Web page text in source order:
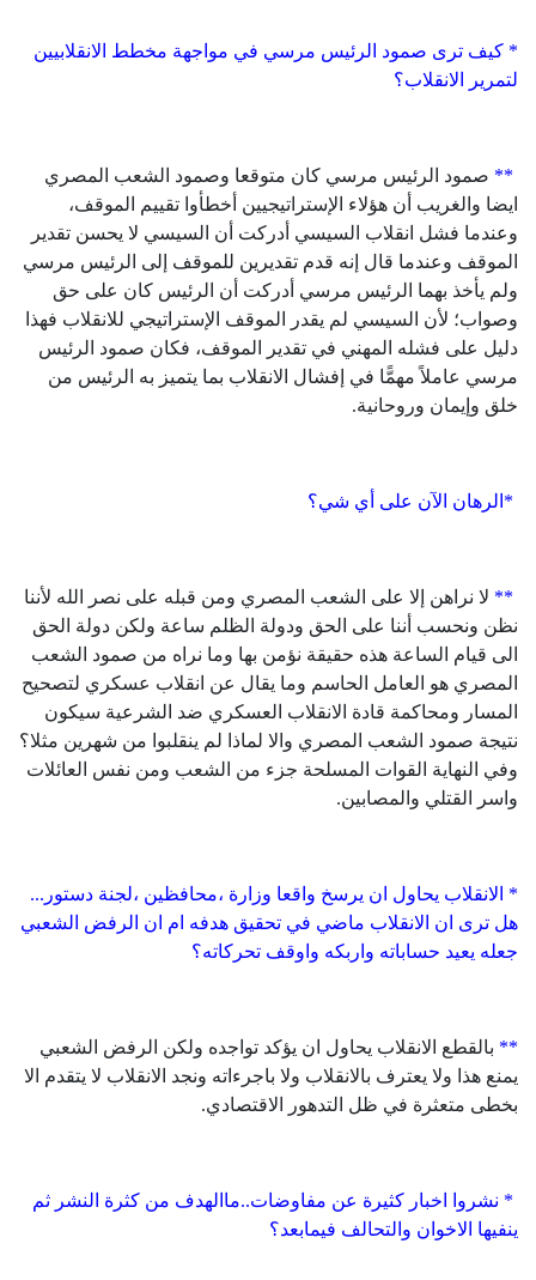
* كيف ترى صمود الرئيس مرسي في مواجهة مخطط الانقلابيين
لتمرير الانقلاب؟
** صمود الرئيس مرسي كان متوقعا وصمود الشعب المصري
ايضا والغريب أن هؤلاء الإستراتيجيين أخطأوا تقييم الموقف،
وعندما فشل انقلاب السيسي أدركت أن السيسي لا يحسن تقدير
الموقف وعندما قال إنه قدم تقديرين للموقف إلى الرئيس مرسي
ولم يأخذ بهما الرئيس مرسي أدركت أن الرئيس كان على حق
وصواب؛ لأن السيسي لم يقدر الموقف الإستراتيجي للانقلاب فهذا
دليل على فشله المهني في تقدير الموقف، فكان صمود الرئيس
مرسي عاملاً مهمًّا في إفشال الانقلاب بما يتميز به الرئيس من
خلق وإيمان وروحانية.
*الرهان الآن على أي شي؟
** لا نراهن إلا على الشعب المصري ومن قبله على نصر الله لأننا
نظن ونحسب أننا على الحق ودولة الظلم ساعة ولكن دولة الحق
الى قيام الساعة هذه حقيقة نؤمن بها وما نراه من صمود الشعب
المصري هو العامل الحاسم وما يقال عن انقلاب عسكري لتصحيح
المسار ومحاكمة قادة الانقلاب العسكري ضد الشرعية سيكون
نتيجة صمود الشعب المصري والا لماذا لم ينقلبوا من شهرين مثلا؟
وفي النهاية القوات المسلحة جزء من الشعب ومن نفس العائلات
واسر القتلي والمصابين.
* الانقلاب يحاول ان يرسخ واقعا وزارة ،محافظين ،لجنة دستور...
هل ترى ان الانقلاب ماضي في تحقيق هدفه ام ان الرفض الشعبي
جعله يعيد حساباته واربكه واوقف تحركاته؟
** بالقطع الانقلاب يحاول ان يؤكد تواجده ولكن الرفض الشعبي
يمنع هذا ولا يعترف بالانقلاب ولا باجرءاته ونجد الانقلاب لا يتقدم الا
بخطى متعثرة في ظل التدهور الاقتصادي.
* نشروا اخبار كثيرة عن مفاوضات..ماالهدف من كثرة النشر ثم
ينفيها الاخوان والتحالف فيمابعد؟